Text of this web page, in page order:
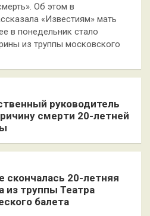
Об этом в
«Известиям» мать
в понедельник стало
из труппы московского
руководитель
смерти 20-летней
скончалась 20-летняя
из труппы Театра
балета